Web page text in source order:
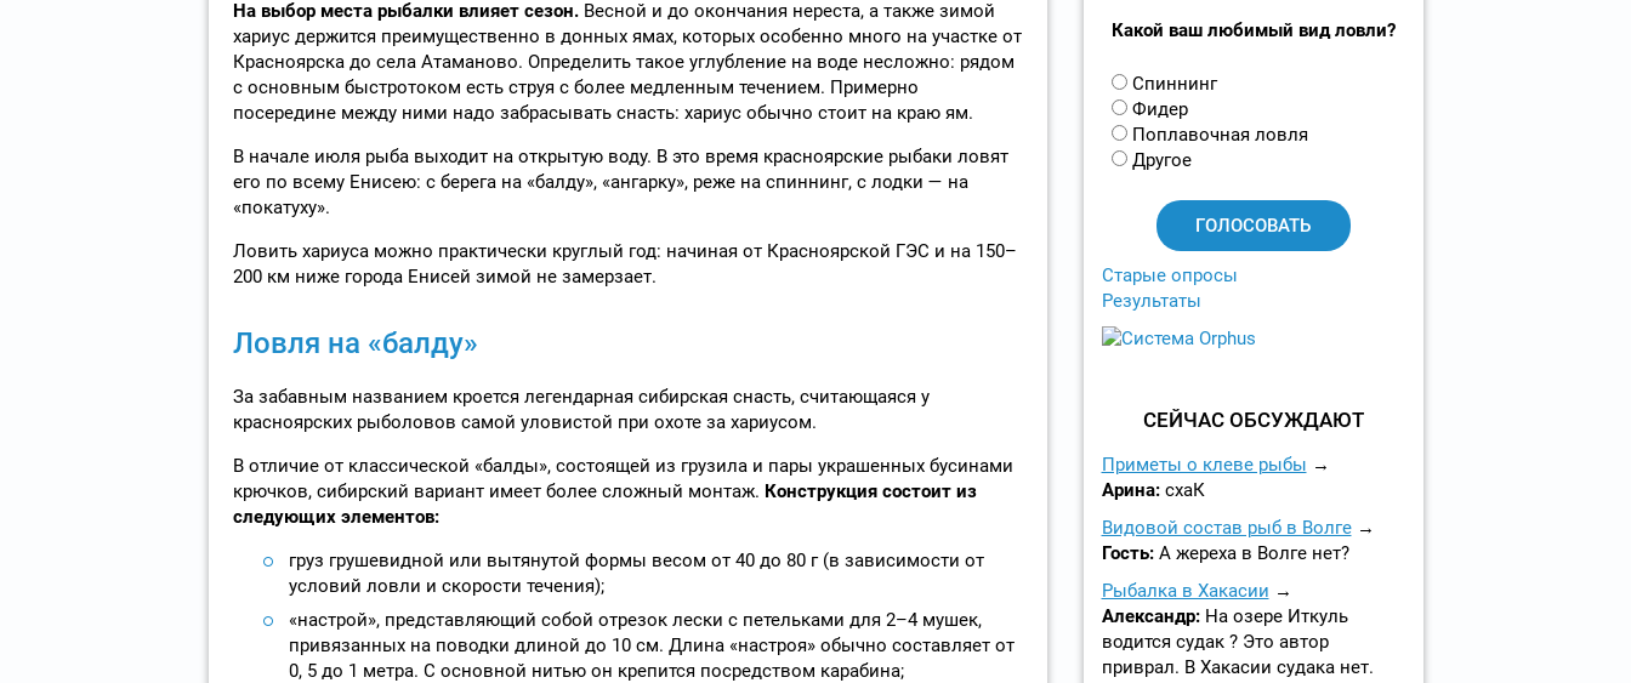
На выбор места рыбалки влияет сезон.Весной и до окончания нереста, а также зимой
хариус держится преимущественно в донных ямах, которых особенно много на участке от
Красноярска до села Атаманово. Определить такое углубление на воде несложно: рядом
с основным быстротоком есть струя с более медленным течением. Примерно
посередине между ними надо забрасывать снасть: хариус обычно стоит на краю ям.
В начале июля рыба выходит на открытую воду. В это время красноярские рыбаки ловят
его по всему Енисею: с берега на «балду», «ангарку», реже на спиннинг, с лодки — на
«покатуху».
Ловить хариуса можно практически круглый год: начиная от Красноярской ГЭС и на 150–
200 км ниже города Енисей зимой не замерзает.
Ловля на «балду»
За забавным названием кроется легендарная сибирская снасть, считающаяся у
красноярских рыболовов самой уловистой при охоте за хариусом.
В отличие от классической «балды», состоящей из грузила и пары украшенных бусинами
крючков, сибирский вариант имеет более сложный монтаж. Конструкция состоит из
следующих элементов:
груз грушевидной или вытянутой формы весом от 40 до 80 г (в зависимости от
условий ловли и скорости течения);
«настрой», представляющий собой отрезок лески с петельками для 2–4 мушек,
привязанных на поводки длиной до 10 см. Длина «настроя» обычно составляет от
0, 5 до 1 метра. С основной нитью он крепится посредством карабина;
Какой ваш любимый вид ловли?
В
а
р
и
Спиннинг
Фидер
Поплавочная ловля
Другое
Старые опросы
Результаты
СЕЙЧАС ОБСУЖДАЮТ
Приметы о клеве рыбы
Арина: схаК
Видовой состав рыб в Волге
Гость: А жереха в Волге нет?
Рыбалка в Хакасии
Александр: На озере Иткуль
водится судак ? Это автор
приврал. В Хакасии судака нет.